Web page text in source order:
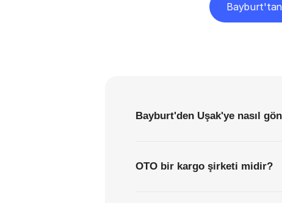
Bayburt'den Uşak'ye nasıl
OTO bir kargo şirketi midir?